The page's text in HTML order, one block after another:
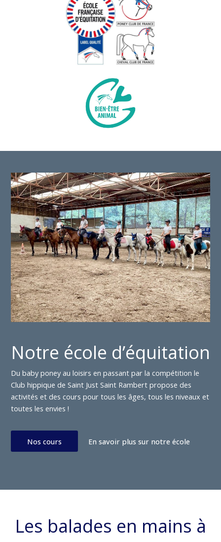
Notre école d’équitation
Du baby poney au loisirs en passant par la compétition le
Club hippique de Saint Just Saint Rambert propose des
activités et des cours pour tous les âges, tous les niveaux et
toutes les envies !
Nos cours En savoir plus sur notre école
Les balades en mains à